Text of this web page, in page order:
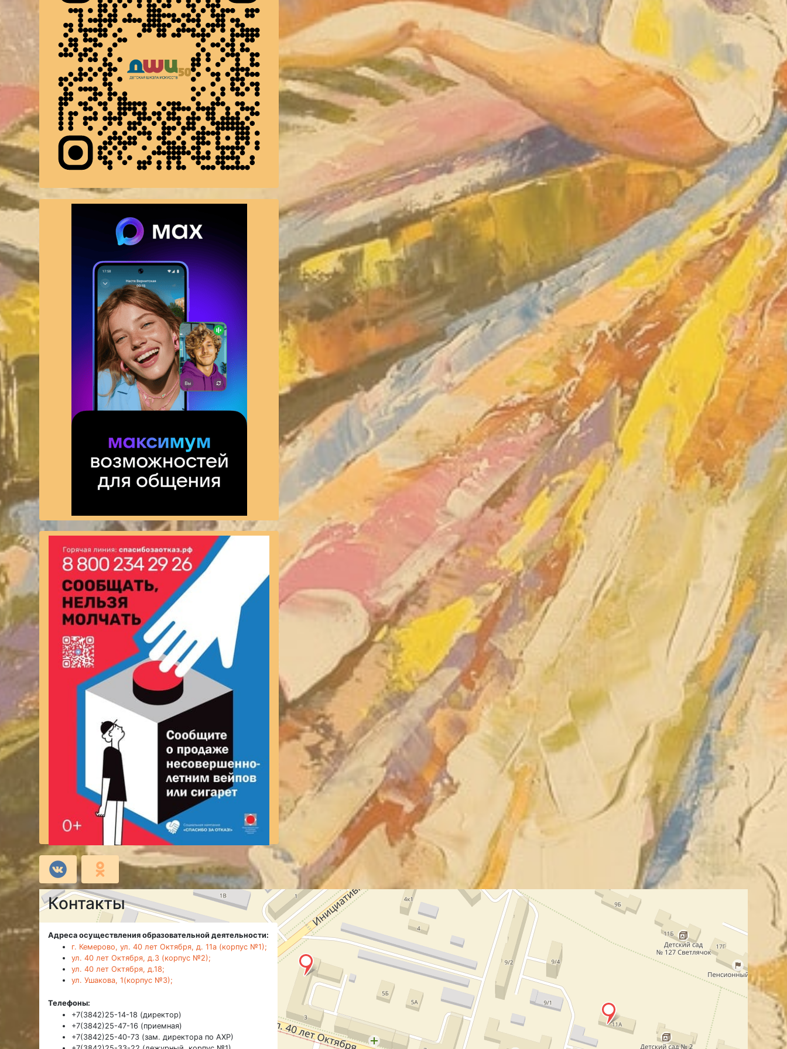
Контакты
Адреса осуществления образовательной деятельности:
г. Кемерово, ул. 40 лет Октября, д. 11а (корпус №1);
ул. 40 лет Октября, д.3 (корпус №2);
ул. 40 лет Октября, д.18;
ул. Ушакова, 1(корпус №3);
Телефоны:
+7(3842)25-14-18 (директор)
+7(3842)25-47-16 (приемная)
+7(3842)25-40-73 (зам. директора по АХР)